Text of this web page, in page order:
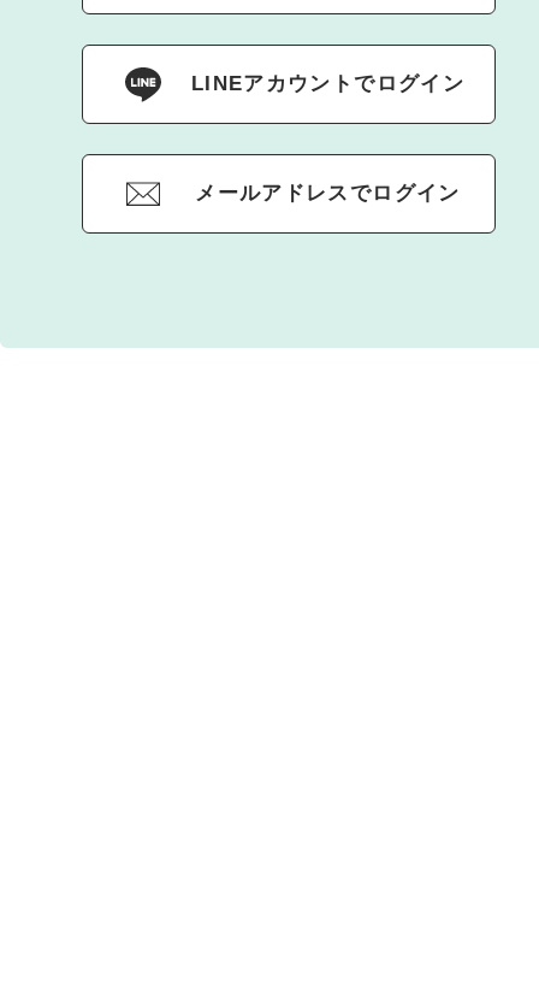
LINEアカウントでログイン
メールアドレスでログイン